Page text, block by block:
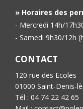
» Horaires des
- Mercredi 14h/
- Samedi 9h30/12h
CONTACT
120 rue des Ecoles
01000 Saint-Denis-
Tél : 04 74 22 42 65